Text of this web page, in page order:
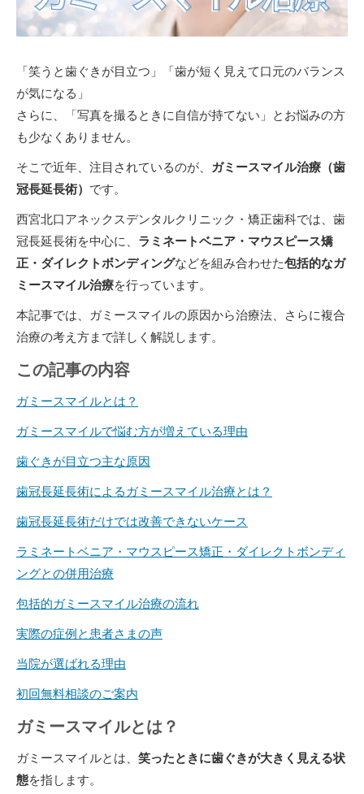
「笑うと歯ぐきが目立つ」「歯が短く見えて口元のバランス
が気になる」
さらに、「写真を撮るときに自信が持てない」とお悩みの方
も少なくありません。
そこで近年、注目されているのが、
ガミースマイル治療（歯
冠長延長術） です。
西宮北口アネックスデンタルクリニック・矯正歯科では、歯
冠長延長術を中心に、 ラミネートベニア・マウスピース矯
正・ダイレクトボンディングなどを組み合わせた包括的なガ
ミースマイル治療を行っています。
本記事では、ガミースマイルの原因から治療法、さらに複合
治療の考え方まで詳しく解説します。
この記事の内容
ガミースマイルとは？
ガミースマイルで悩む方が増えている理由
歯ぐきが目立つ主な原因
歯冠長延長術によるガミースマイル治療とは？
歯冠長延長術だけでは改善できないケース
ラミネートベニア・マウスピース矯正・ダイレクトボンディ
ングとの併用治療
包括的ガミースマイル治療の流れ
実際の症例と患者さまの声
当院が選ばれる理由
初回無料相談のご案内
ガミースマイルとは？
ガミースマイルとは、 笑ったときに歯ぐきが大きく見える状
態を指します。